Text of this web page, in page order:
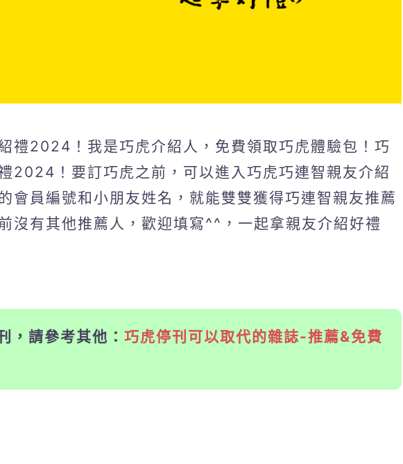
禮2024！我是巧虎介紹人，免費領取巧虎體驗包！巧
2024！要訂巧虎之前，可以進入巧虎巧連智親友介紹
會員編號和小朋友姓名，就能雙雙獲得巧連智親友推薦
沒有其他推薦人，歡迎填寫^^，一起拿親友介紹好禮
，請參考其他： 巧虎停刊可以取代的雜誌-推薦&免費